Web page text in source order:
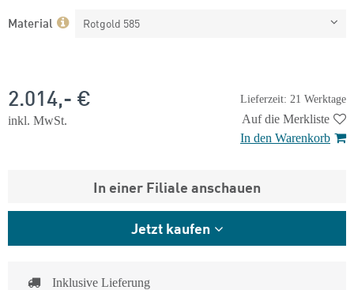
Material Rotgold 585
Lieferzeit: 21 Werktage
2.014,- €
inkl. MwSt.
Auf die Merkliste
In den Warenkorb
In einer Filiale anschauen
Jetzt kaufen
Inklusive Lieferung